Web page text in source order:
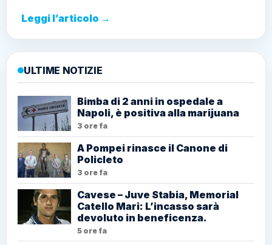
Leggi l’articolo →
ULTIME NOTIZIE
Bimba di 2 anni in ospedale a
Napoli, è positiva alla marijuana
3 ore fa
A Pompei rinasce il Canone di
Policleto
3 ore fa
Cavese – Juve Stabia, Memorial
Catello Mari: L’incasso sarà
devoluto in beneficenza.
5 ore fa